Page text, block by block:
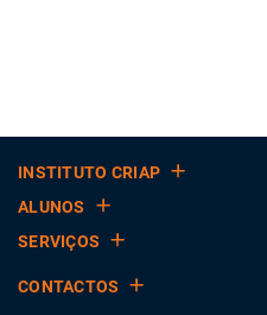
INSTITUTO CRIAP
ALUNOS
SERVIÇOS
CONTACTOS